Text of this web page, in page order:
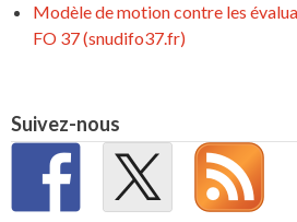
Modèle de motion contre les
FO 37 (snudifo37.fr)
Suivez-nous